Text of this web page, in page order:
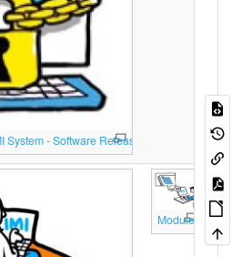
- Software Release Notes
Module